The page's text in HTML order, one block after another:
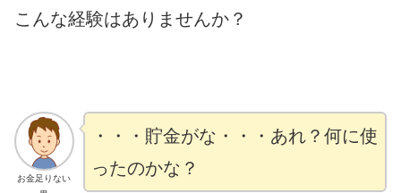
こんな経験はありませんか？
お金足りない
・・・貯金がな・・・あれ？何に使
ったのかな？